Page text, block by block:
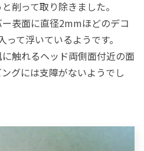
削って取り除きました。
表面に直径2mmほどのデコ
て浮いているようです。
触れるヘッド両側面付近の面
グには支障がないようでし